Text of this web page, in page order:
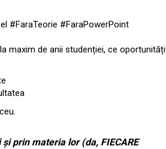
#FaraTeorie #FaraPowerPoint
maxim de anii studenției, ce oportunități
prin materia lor (da, FIECARE